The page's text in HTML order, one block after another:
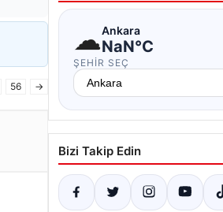
56 →
☁Ankara
NaN°C
ŞEHIR SEÇ
Bizi Takip Edin